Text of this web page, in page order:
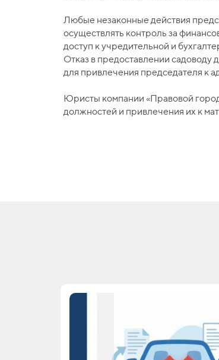
Любые незаконные действия
осуществлять контроль за
доступ к учредительной и
Отказ в предоставлении садоводу
для привлечения председателя к
Юристы компании «Правовой
должностей и привлечения их к